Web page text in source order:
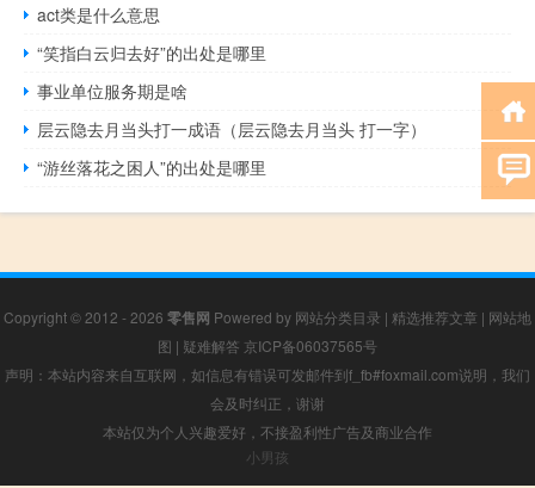
act类是什么意思
“笑指白云归去好”的出处是哪里
事业单位服务期是啥
层云隐去月当头打一成语（层云隐去月当头 打一字）
“游丝落花之困人”的出处是哪里
Copyright © 2012 - 2026 零售网 Powered by 网站分类目录 | 精选推荐文章 | 网站地
图 | 疑难解答 京ICP备06037565号
声明：本站内容来自互联网，如信息有错误可发邮件到f_fb#foxmail.com说明，我们
会及时纠正，谢谢
本站仅为个人兴趣爱好，不接盈利性广告及商业合作
小男孩